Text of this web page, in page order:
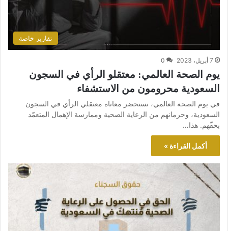
تقارير خاصة
7 أبريل، 2023 0
يوم الصحة العالمي: معتقلو الرأي في السجون
السعودية محرومون من الاستشفاء
في يوم الصحة العالمي، نستحضر معاناة معتقلي الرأي في السجون
السعودية، وحرمانهم من الرعاية الصحية وممارسة الإهمال المتعمّد
بحقّهم. هذا…
أكمل القراءة »